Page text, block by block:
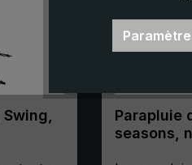
Parapluie
seasons,